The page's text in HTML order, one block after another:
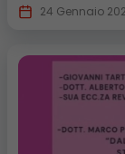
24 Gennaio